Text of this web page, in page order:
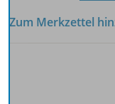
Zum Merkzettel